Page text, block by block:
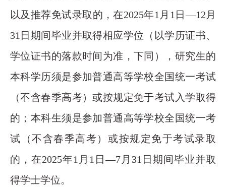
以及推荐免试录取的，在2025年1月1日—12月
31日期间毕业并取得相应学位（以学历证书、
学位证书的落款时间为准，下同），研究生的
本科学历须是参加普通高等学校全国统一考试
（不含春季高考）或按规定免于考试入学取得
的；本科生须是参加普通高等学校全国统一考
试（不含春季高考）或按规定免于考试录取
的，在2025年1月1日—7月31日期间毕业并取
得学士学位。